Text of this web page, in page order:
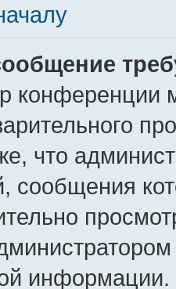
конференции
что
сообщения
информации.